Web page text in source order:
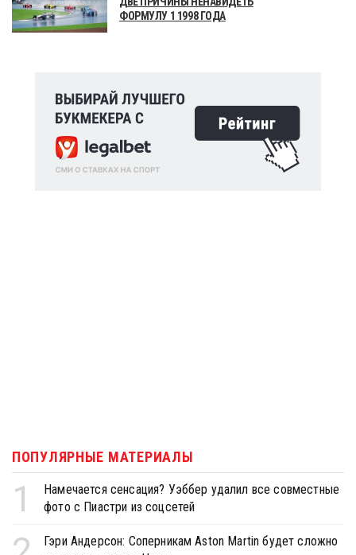
ФОРМУЛУ 1 1998 ГОДА
ПОПУЛЯРНЫЕ МАТЕРИАЛЫ
1
Намечается сенсация? Уэббер удалил все совместные
фото с Пиастри из соцсетей
Гэри Андерсон: Соперникам Aston Martin будет сложно